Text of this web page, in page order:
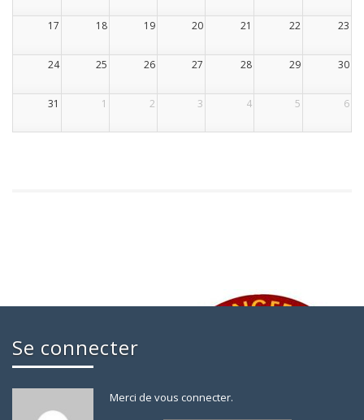
17 18 19 20 21 22 23
24 25 26 27 28 29 30
31 1 2 3 4 5 6
Se connecter
Merci de vous connecter.